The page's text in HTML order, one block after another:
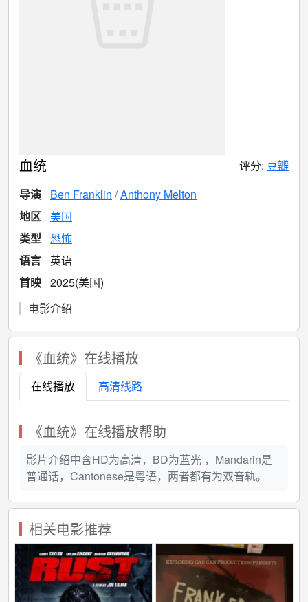
血统 评分: 豆瓣
导演
Ben Franklin Anthony Melton
地区 美国
类型 恐怖
语言
英语
首映 2025(美国)
电影介绍
《血统》在线播放
在线播放 高清线路
《血统》在线播放帮助
影片介绍中含HD为高清，BD为蓝光 ，Mandarin是
普通话，Cantonese是粤语，两者都有为双音轨。
相关电影推荐